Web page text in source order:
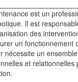
est un
Il est
des
un fonctionnement
nécessite un
et relationnelles